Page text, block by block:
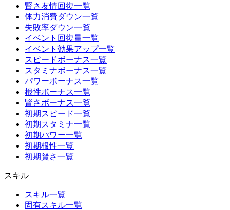
賢さ友情回復一覧
体力消費ダウン一覧
失敗率ダウン一覧
イベント回復量一覧
イベント効果アップ一覧
スピードボーナス一覧
スタミナボーナス一覧
パワーボーナス一覧
根性ボーナス一覧
賢さボーナス一覧
初期スピード一覧
初期スタミナ一覧
初期パワー一覧
初期根性一覧
初期賢さ一覧
スキル
スキル一覧
固有スキル一覧